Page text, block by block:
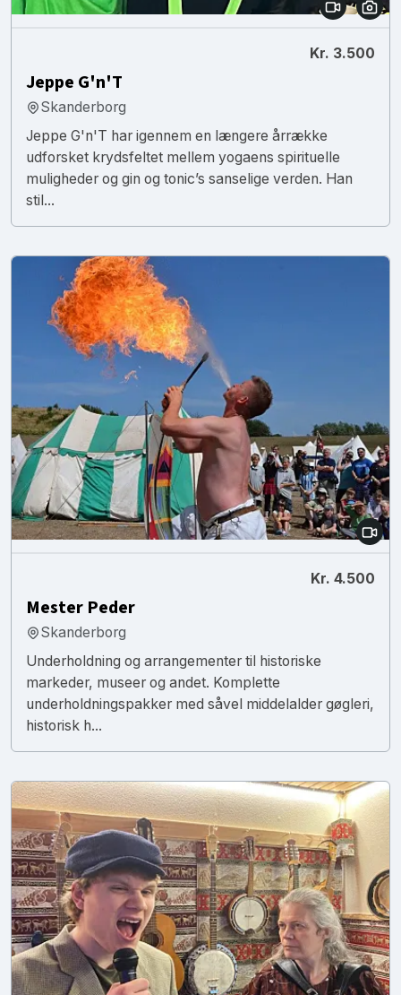
Kr. 3.500
Jeppe G'n'T
Skanderborg
Jeppe G'n'T har igennem en længere årrække
udforsket krydsfeltet mellem yogaens spirituelle
muligheder og gin og tonic’s sanselige verden. Han
stil...
Kr. 4.500
Mester Peder
Skanderborg
Underholdning og arrangementer til historiske
markeder, museer og andet. Komplette
underholdningspakker med såvel middelalder gøgleri,
historisk h...